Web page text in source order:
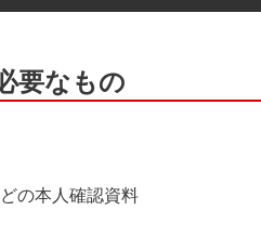
要なもの
の本人確認資料